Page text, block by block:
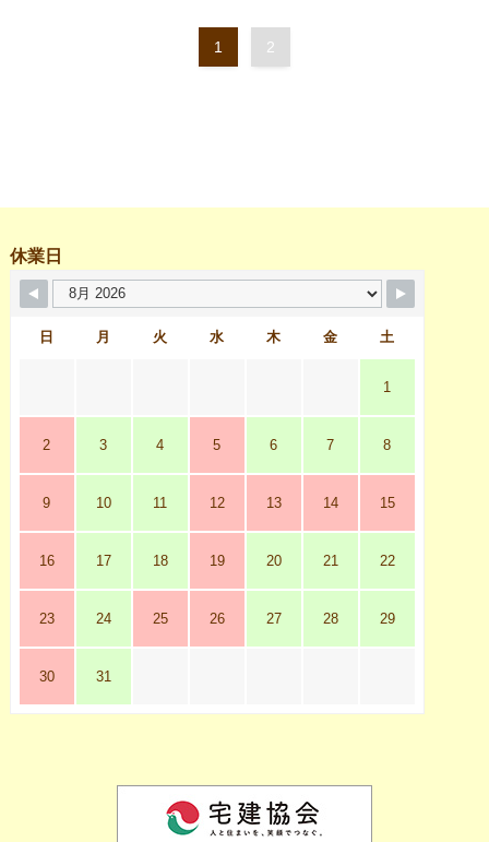
1 2
休業日
日 月 火 水 木 金 土
1
2 3 4 5 6 7 8
9 10 11 12 13 14 15
16 17 18 19 20 21 22
23 24 25 26 27 28 29
30 31